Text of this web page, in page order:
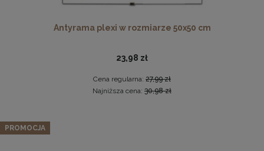
Ramka na zdjęcia 40x60 cm, drewniana w kolorze
34,99 zł
Zestaw 3 szt. ramek na zdjęcia 15 x 23 cm żółtych, z
Antyrama plexi w rozmiarze 50x50 cm
23,98 zł
Cena regularna: 27,99 zł
Najniższa cena: 30,98 zł
PROMOCJA